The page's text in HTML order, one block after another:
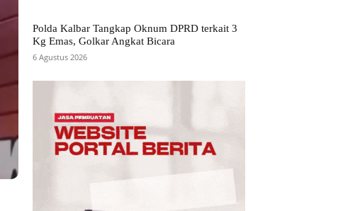
Polda Kalbar Tangkap Oknum DPRD terkait 3
Kg Emas, Golkar Angkat Bicara
6 Agustus 2026